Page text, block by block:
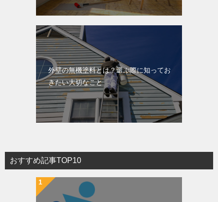
外壁の無機塗料とは？選ぶ際に知ってお
きたい大切なこと
おすすめ記事TOP10